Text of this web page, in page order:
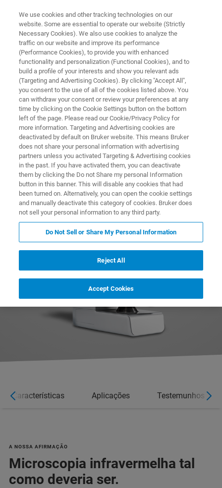
MICROSCÓPIO FT-IR
LUMOS II
O LUMOS II é um microscópio FTIR autónomo
que se destaca na análise de falhas, pesquisa
de materiais e análise de partículas. É
compacto, preciso e apresenta imagens
químicas ultrarrápidas pela tecnologia FPA.
Características Aplicações Testemunhos
A NOSSA AFIRMAÇÃO
Microscopia infravermelha tal
como deveria ser.
We use cookies and other tracking technologies on our
website. Some are essential to operate our website (Strictly
Necessary Cookies). We also use cookies to analyze the
traffic on our website and improve its performance
(Performance Cookies), to provide you with enhanced
functionality and personalization (Functional Cookies), and to
build a profile of your interests and show you relevant ads
(Targeting and Advertising Cookies). By clicking "Accept All",
you consent to the use of all of the cookies listed above. You
can withdraw your consent or review your preferences at any
time by clicking on the Cookie Settings button on the bottom
left of the page. Please read our Cookie/Privacy Policy for
more information. Targeting and Advertising cookies are
deactivated by default on Bruker website. This means Bruker
does not share your personal information with advertising
partners unless you activated Targeting & Advertising cookies
in the past. If you have activated them, you can deactivate
them by clicking the Do not Share my personal Information
button in this banner. This will disable any cookies that had
been turned on. Alternatively, you can open the cookie settings
and manually deactivate this category of cookies. Bruker does
not sell your personal information to any third party.
Do Not Sell or Share My Personal Information
Reject All
Accept Cookies